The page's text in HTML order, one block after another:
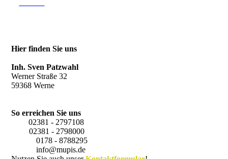
Hier finden Sie uns
Inh. Sven Patzwahl
Werner Straße 32
59368 Werne
So erreichen Sie uns
02381 - 2797108
02381 - 2798000
0178 - 8788295
info@mupis.de